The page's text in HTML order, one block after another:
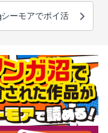
シーモアでポイ活